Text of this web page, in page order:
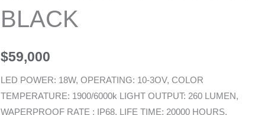
BLACK
$59,000
LED POWER: 18W, OPERATING: 10-3OV, COLOR
TEMPERATURE: 1900/6000k LIGHT OUTPUT: 260 LUMEN,
WAPERPROOF RATE : IP68, LIFE TIME: 20000 HOURS,
cantidad